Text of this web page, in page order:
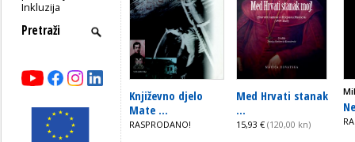
Inkluzija
Književno djelo
Mate ...
RASPRODANO!
Med Hrvati stanak
...
15,93 € (120,00 kn)